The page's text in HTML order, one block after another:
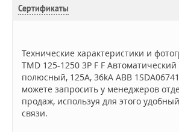
Сертификаты
Технические характеристики и
TMD 125-1250 3P F F
полюсный, 125А, 36kA ABB
можете запросить у менеджеров
продаж, используя для этого
связи.